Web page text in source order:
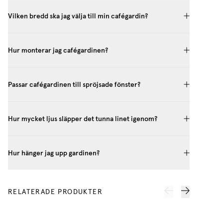
Vilken bredd ska jag välja till min cafégardin?
Hur monterar jag cafégardinen?
Passar cafégardinen till spröjsade fönster?
Hur mycket ljus släpper det tunna linet igenom?
Hur hänger jag upp gardinen?
RELATERADE PRODUKTER